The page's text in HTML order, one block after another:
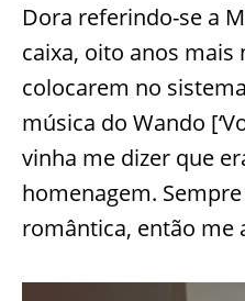
Dora referindo-se a
caixa, oito anos mais
colocarem no
música do Wando
vinha me dizer que
homenagem.
romântica, então me